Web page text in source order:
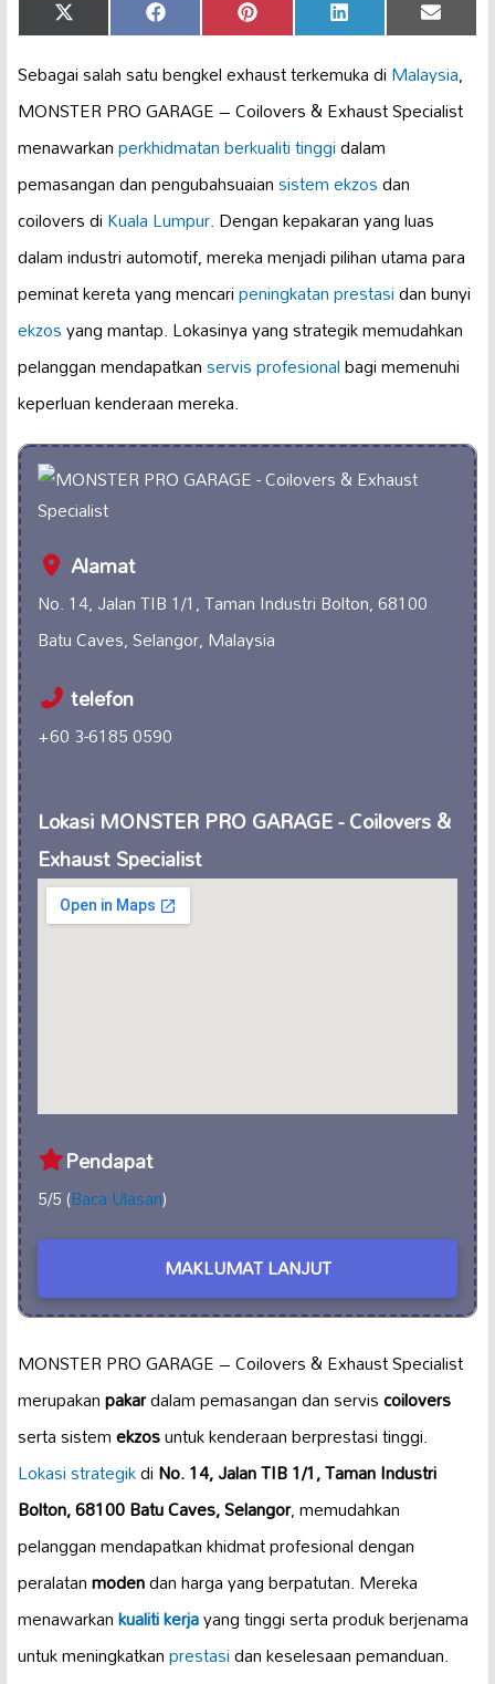
Share
on
X
(Twitter)
Share
on
Facebook Share
on
Pinterest Share
on
LinkedIn Share
on
Email
Sebagai salah satu bengkel exhaust terkemuka diMalaysia,
MONSTER PRO GARAGE – Coilovers & Exhaust Specialist
menawarkanperkhidmatan berkualiti tinggidalam
pemasangan dan pengubahsuaiansistem ekzosdan
coilovers diKuala Lumpur. Dengan kepakaran yang luas
dalam industri automotif, mereka menjadi pilihan utama para
peminat kereta yang mencaripeningkatan prestasidan bunyi
ekzosyang mantap. Lokasinya yang strategik memudahkan
pelanggan mendapatkanservis profesionalbagi memenuhi
keperluan kenderaan mereka.
Alamat
No. 14, Jalan TIB 1/1, Taman Industri Bolton, 68100
Batu Caves, Selangor, Malaysia
telefon
+60 3-6185 0590
Lokasi MONSTER PRO GARAGE - Coilovers &
Exhaust Specialist
Pendapat
5/5 (Baca Ulasan)
MAKLUMAT LANJUT
MONSTER PRO GARAGE – Coilovers & Exhaust Specialist
merupakanpakardalam pemasangan dan serviscoilovers
serta sistemekzosuntuk kenderaan berprestasi tinggi.
Lokasi strategikdiNo. 14, Jalan TIB 1/1, Taman Industri
Bolton, 68100 Batu Caves, Selangor, memudahkan
pelanggan mendapatkan khidmat profesional dengan
peralatanmodendan harga yang berpatutan. Mereka
menawarkankualiti kerjayang tinggi serta produk berjenama
untuk meningkatkanprestasidan keselesaan pemanduan.